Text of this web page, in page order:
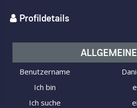
Profildetails
Benutzername
Ich bin
Ich suche